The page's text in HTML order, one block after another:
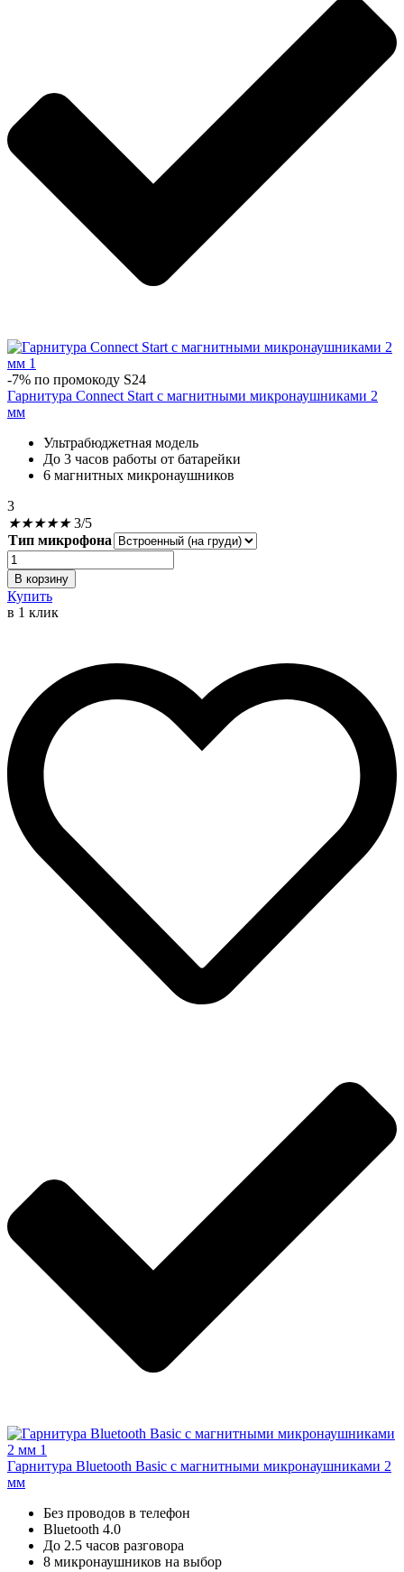
-7% по промокоду S24
Гарнитура Connect Start с магнитными микронаушниками 2
мм
Ультрабюджетная модель
До 3 часов работы от батарейки
6 магнитных микронаушников
3
★★★★★ 3/5
Тип микрофона
Количество
Гарнитура
Connect
Start
с
В корзину
Купить
в 1 клик
Гарнитура Bluetooth Basic с магнитными микронаушниками 2
мм
Без проводов в телефон
Bluetooth 4.0
До 2.5 часов разговора
8 микронаушников на выбор